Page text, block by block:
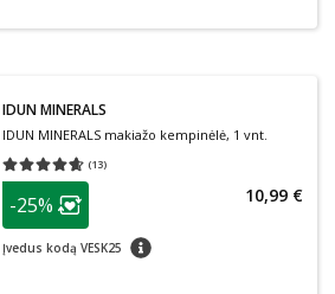
IDUN MINERALS
IDUN MINERALS makiažo kempinėlė, 1 vnt.
(13)
Vidutinis įvertinimas 4.62
patarimas
Lojalumo klubo narių nuolaida
-25%
Įvedus kodą VESK25 patarimas
10,99 €